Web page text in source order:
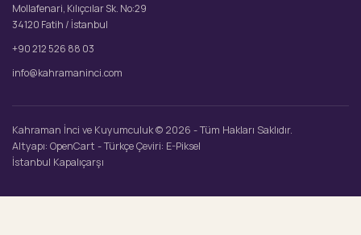
Mollafenari, Kılıçcılar Sk. No:29
34120 Fatih / İstanbul
+90 212 526 88 03
info@kahramaninci.com
Kahraman İnci ve Kuyumculuk © 2026 - Tüm Hakları Saklıdır.
Altyapı: OpenCart - Türkçe Çeviri: E-Piksel
İstanbul Kapalıçarşı